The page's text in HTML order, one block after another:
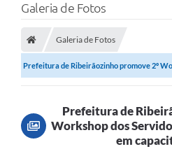
Galeria de Fotos
Galeria de Fotos
Prefeitura de Ribeirãozinho promove 2º
Prefeitura de
Workshop dos
em